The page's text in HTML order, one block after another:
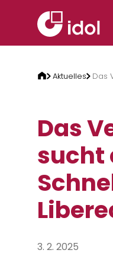
Aktuelles Das
Das
sucht
3. 2. 2025